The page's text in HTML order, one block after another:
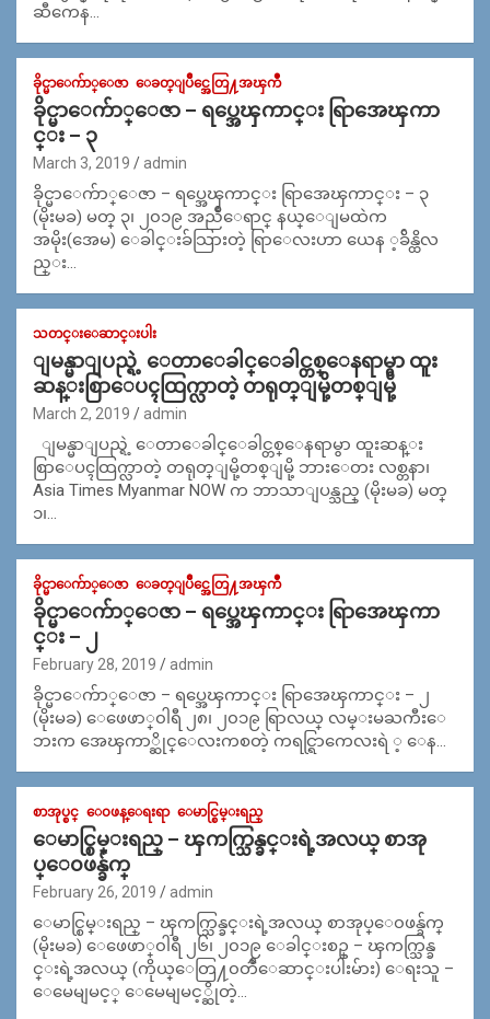
ဆီကေန…
ခိုင္မာေက်ာ္ေဇာ ေခတ္ျပိဳင္အေတြ႔အၾကဳံ
ခိုင္မာေက်ာ္ေဇာ – ရပ္အေၾကာင္း ရြာအေၾကာ
င္း – ၃
March 3, 2019 admin
ခိုင္မာေက်ာ္ေဇာ – ရပ္အေၾကာင္း ရြာအေၾကာင္း – ၃
(မိုးမခ) မတ္ ၃၊ ၂၀၁၉ အညိဳေရာင္ နယ္ေျမထဲက
အမိုး(အေမ) ေခါင္းခ်သြားတဲ့ ရြာေလးဟာ ယေန ့ခ်ိန္ထိလ
ည္း…
သတင္းေဆာင္းပါး
ျမန္မာျပည္ရဲ့ ေတာေခါင္ေခါင္တစ္ေနရာမွာ ထူး
ဆန္းစြာေပၚထြက္လာတဲ့ တရုတ္ျမို့တစ္ျမို့
March 2, 2019 admin
ျမန္မာျပည္ရဲ့ ေတာေခါင္ေခါင္တစ္ေနရာမွာ ထူးဆန္း
စြာေပၚထြက္လာတဲ့ တရုတ္ျမို့တစ္ျမို့ ဘားေတး လစ္တနာ၊
Asia Times Myanmar NOW က ဘာသာျပန္သည္ (မိုးမခ) မတ္
၁၊…
ခိုင္မာေက်ာ္ေဇာ ေခတ္ျပိဳင္အေတြ႔အၾကဳံ
ခိုင္မာေက်ာ္ေဇာ – ရပ္အေၾကာင္း ရြာအေၾကာ
င္း – ၂
February 28, 2019 admin
ခိုင္မာေက်ာ္ေဇာ – ရပ္အေၾကာင္း ရြာအေၾကာင္း – ၂
(မိုးမခ) ေဖေဖာ္၀ါရီ ၂၈၊ ၂၀၁၉ ရြာလယ္ လမ္းမႀကီးေ
ဘးက အေၾကာ္ဆိုင္ေလးကစတဲ့ ကရင္ရြာကေလးရဲ ့ ေန…
စာအုပ္စင္ ေ၀ဖန္ေရးရာ ေမာင္စြမ္းရည္
ေမာင္စြမ္းရည္ – ၾကက္သြန္ခင္းရဲ့အလယ္ စာအု
ပ္ေ၀ဖန္ခ်က္
February 26, 2019 admin
ေမာင္စြမ္းရည္ – ၾကက္သြန္ခင္းရဲ့အလယ္ စာအုပ္ေ၀ဖန္ခ်က္
(မိုးမခ) ေဖေဖာ္၀ါရီ ၂၆၊ ၂၀၁၉ ေခါင္းစဥ္ – ၾကက္သြန္ခ
င္းရဲ့အလယ္ (ကိုယ္ေတြ႔၀တၳဳေဆာင္းပါးမ်ား) ေရးသူ –
ေမေမျမင့္ ေမေမျမင့္ဆိုတဲ့…